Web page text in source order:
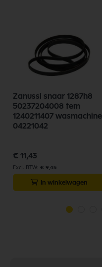
Zanussi snaar 1287h8
50237204008 tem
1240211407 wasmachine
04221042
€ 11,43
€ 9,45
In winkelwagen